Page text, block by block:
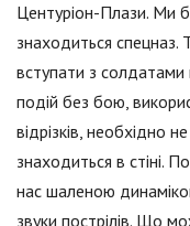
Центуріон-Плази. Ми
знаходиться
вступати з солдатами
подій без бою,
відрізків, необхідно
знаходиться в стіні.
нас шаленою
звуки пострілів. Що